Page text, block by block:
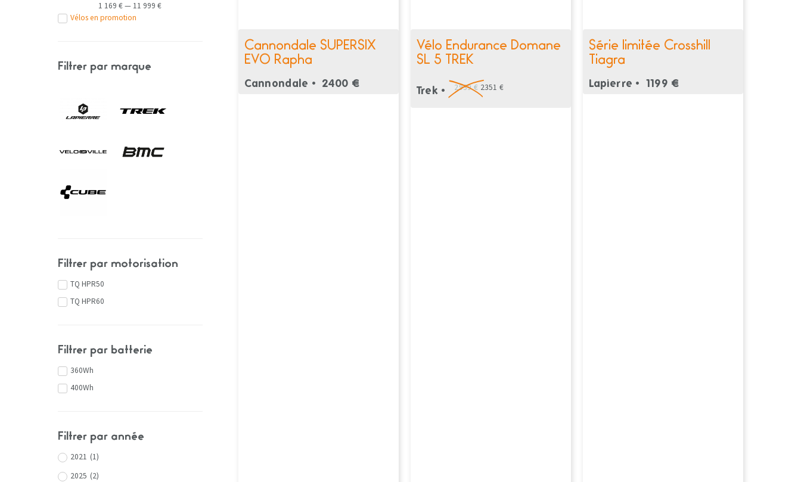
1 169 €— 11 999 €
Vélos en promotion
Filtrer par marque
Filtrer par motorisation
TQ HPR50
TQ HPR60
Filtrer par batterie
360Wh
400Wh
Filtrer par année
2021 (1)
2025 (2)
Cannondale SUPERSIX
EVO Rapha
Cannondale • 2400 €
Vélo Endurance Domane
SL 5 TREK
Trek • 2939 € 2351 €
Série limitée Crosshill
Tiagra
Lapierre • 1199 €